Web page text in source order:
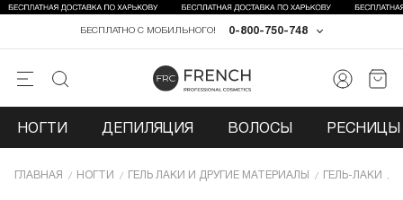
0-800-750-748
БЕСПЛАТНО С МОБИЛЬНОГО!
НОГТИ ДЕПИЛЯЦИЯ ВОЛОСЫ РЕСНИЦЫ
ГЛАВНАЯ НОГТИ ГЕЛЬ ЛАКИ И ДРУГИЕ МАТЕРИАЛЫ ГЕЛЬ-ЛАКИ